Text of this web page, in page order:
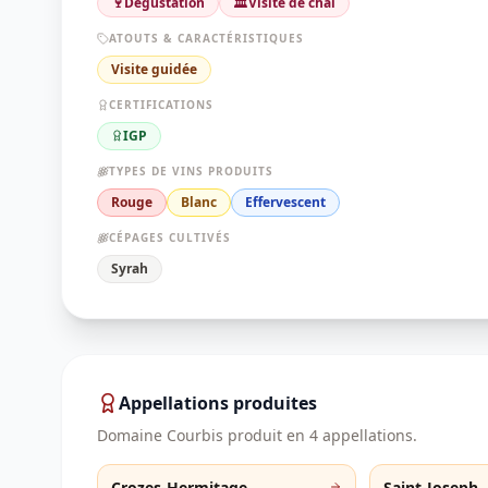
ATOUTS & CARACTÉRISTIQUES
Visite guidée
CERTIFICATIONS
IGP
TYPES DE VINS PRODUITS
Rouge Blanc Effervescent
CÉPAGES CULTIVÉS
Syrah
Appellations produites
Domaine Courbis produit en 4 appellations.